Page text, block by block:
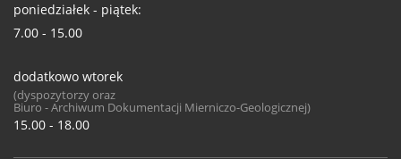
poniedziałek - piątek:
7.00 - 15.00
dodatkowo wtorek
(dyspozytorzy oraz
Biuro - Archiwum Dokumentacji Mierniczo-Geologicznej)
15.00 - 18.00